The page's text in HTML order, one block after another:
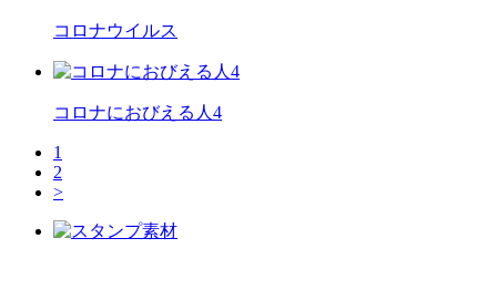
コロナウイルス
コロナにおびえる人4
1
2
>